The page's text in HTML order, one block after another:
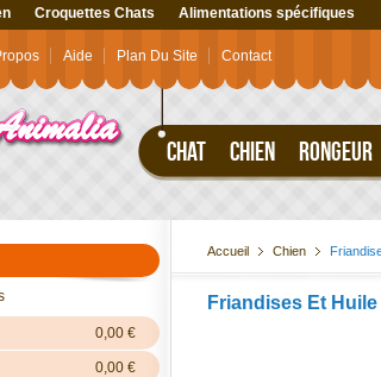
Croquettes Chats Alimentations spécifiques
CHAT CHIEN RONGEUR
Aide Plan Du Site Contact
0,00 €
0,00 €
Accueil Chien
Friandises Et